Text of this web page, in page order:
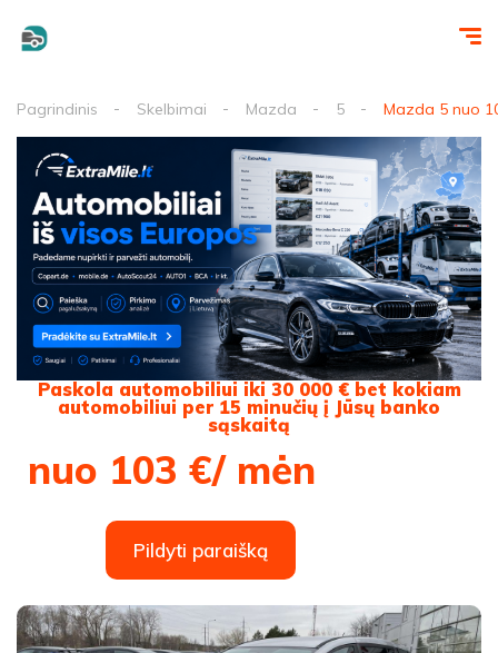
Pagrindinis Skelbimai Mazda 5 Mazda 5 nuo
Paskola automobiliui iki 30 000 € bet kokiam
automobiliui per 15 minučių į Jūsų banko
sąskaitą
nuo 103 €/ mėn
Pildyti paraišką